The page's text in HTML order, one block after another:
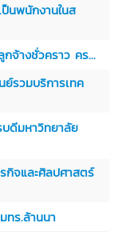
นพนักงานในส
จ้างชั่วคราว คร...
รวมบริการเทค
ดีมหาวิทยาลัย
จและศิลปศาสตร์
ทร.ล้านนา